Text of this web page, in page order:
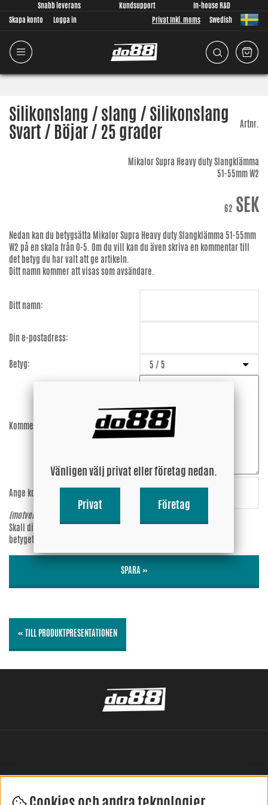
Snabb leverans Kundsupport
In-house R&D
Skapa konto
Logga in Privat Inkl. moms Swedish
Silikonslang / slang / Silikonslang
Svart / Böjar / 25 grader Artnr.
Mikalor Supra Heavy duty Slangklämma
51-55mm W2
62 SEK
Nedan kan du betygsätta Mikalor Supra Heavy duty Slangklämma 51-55mm
W2 på en skala från 0-5. Om du vill kan du även skriva en kommentar till
det betyg du har valt att ge artikeln.
Ditt namn kommer att visas som avsändare.
Ditt namn:
Din e-postadress:
Betyg:
Kommentar:
Ange koden:
(motverkar spam)
Skall din epost-adress synas vid
betyget?
Ja
SPARA »
« TILL PRODUKTPRESENTATIONEN
Vänligen välj privat eller företag nedan.
Privat Företag